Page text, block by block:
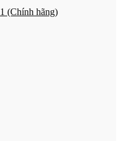
(Chính hãng)